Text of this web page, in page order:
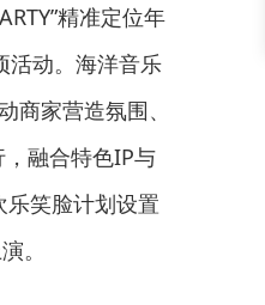
精准定位年
活动。海洋音乐
商家营造氛围、
融合特色IP与
乐笑脸计划设置
。